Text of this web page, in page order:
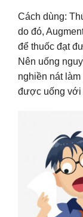
Cách dùng:
do đó,
để thuốc đạt
Nên uống
nghiền nát
được uống với